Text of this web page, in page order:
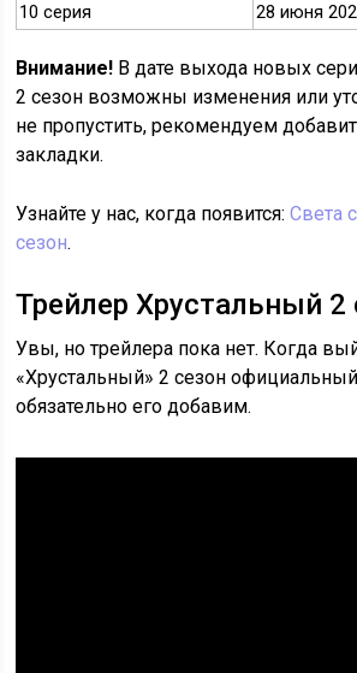
10 серия
28 июня
Внимание! В дате выхода новых
2 сезон возможны изменения или
не пропустить, рекомендуем
закладки.
Узнайте у нас, когда появится:Света
сезон.
Трейлер Хрустальный 2
Увы, но трейлера пока нет. Когда
«Хрустальный» 2 сезон
обязательно его добавим.